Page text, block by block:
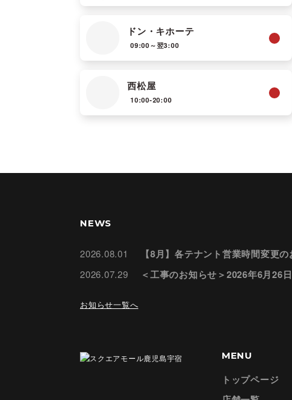
ドン・キホーテ
09:00～翌3:00
西松屋
10:00-20:00
NEWS
2026.08.01 【8月】各テナント営業時間変更
2026.07.29 ＜工事のお知らせ＞2026年6月26
お知らせ一覧へ
MENU
トップページ